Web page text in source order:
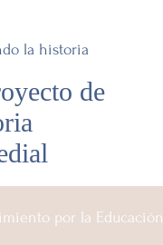
la historia
de
por la Educación